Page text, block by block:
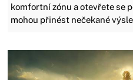
komfortní zónu a otevřete se
mohou přinést nečekané